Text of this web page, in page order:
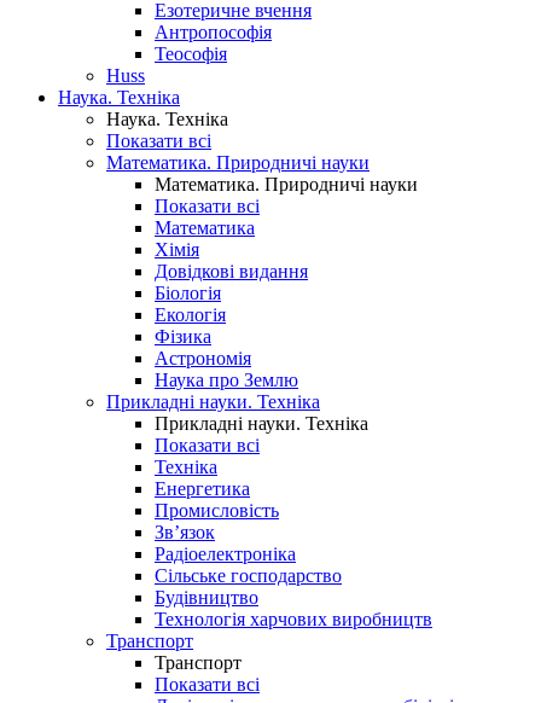
Езотеричне вчення
Антропософія
Теософія
Huss
Наука. Техніка
Наука. Техніка
Показати всі
Математика. Природничі науки
Математика. Природничі науки
Показати всі
Математика
Хімія
Довідкові видання
Біологія
Екологія
Фізика
Астрономія
Наука про Землю
Прикладні науки. Техніка
Прикладні науки. Техніка
Показати всі
Техніка
Енергетика
Промисловість
Зв’язок
Радіоелектроніка
Сільське господарство
Будівництво
Технологія харчових виробництв
Транспорт
Транспорт
Показати всі